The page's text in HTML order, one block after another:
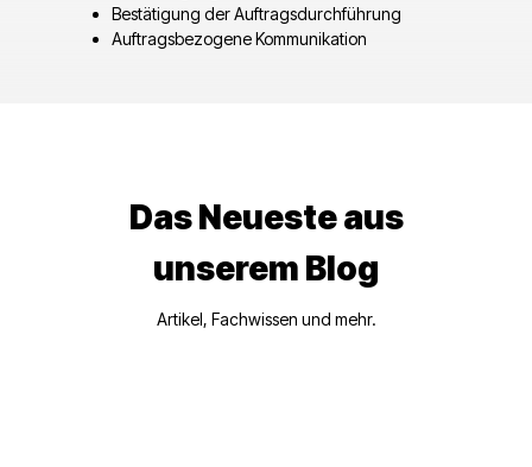
Bestätigung der Auftragsdurchführung
Auftragsbezogene Kommunikation
Das Neueste aus
unserem Blog
Artikel, Fachwissen und mehr.